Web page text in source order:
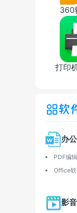
360
打印
软
办
PDF编
Office
影